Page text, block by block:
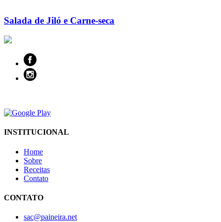
Salada de Jiló e Carne-seca
INSTITUCIONAL
Home
Sobre
Receitas
Contato
CONTATO
sac@paineira.net